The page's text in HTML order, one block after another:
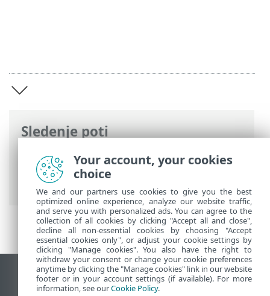
Sledenje poti
Spletna pomoč družbe ESET>ESET
Internet Security
ESET Internet
Security
Prikaz mesta na namizju
Your account, your cookies
choice
We and our partners use cookies to give you the best
optimized online experience, analyze our website traffic,
and serve you with personalized ads. You can agree to the
collection of all cookies by clicking "Accept all and close",
decline all non-essential cookies by choosing "Accept
essential cookies only", or adjust your cookie settings by
clicking "Manage cookies". You also have the right to
withdraw your consent or change your cookie preferences
anytime by clicking the "Manage cookies" link in our website
footer or in your account settings (if available). For more
information, see ourCookie Policy.